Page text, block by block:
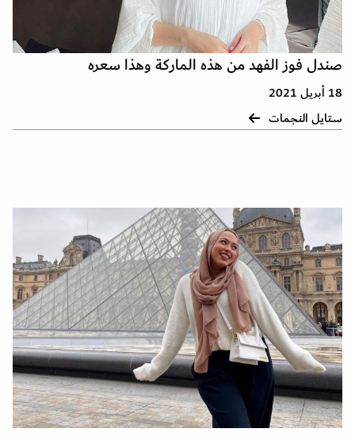
صندل فوز الفهد من هذه الماركة وهذا سعره
18 أبريل 2021
ستايل النجمات